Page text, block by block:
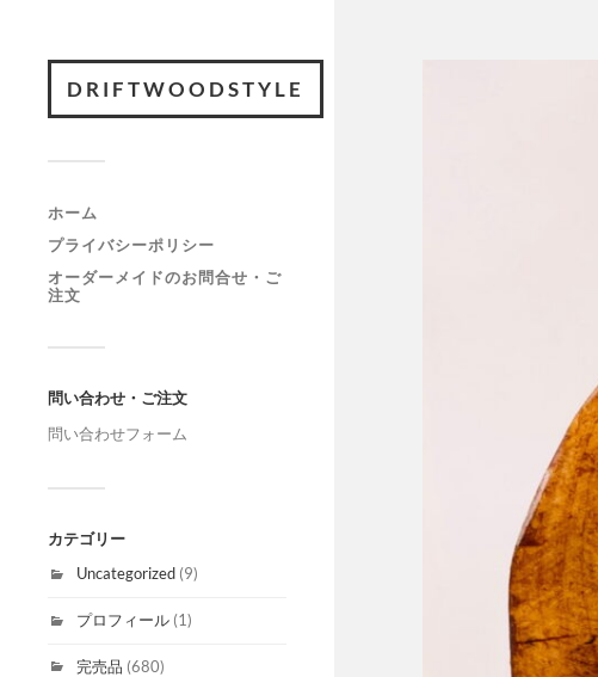
DRIFTWOODSTYLE
ホーム
プライバシーポリシー
オーダーメイドのお問合せ・ご
注文
問い合わせ・ご注文
問い合わせフォーム
カテゴリー
Uncategorized (9)
プロフィール (1)
完売品 (680)